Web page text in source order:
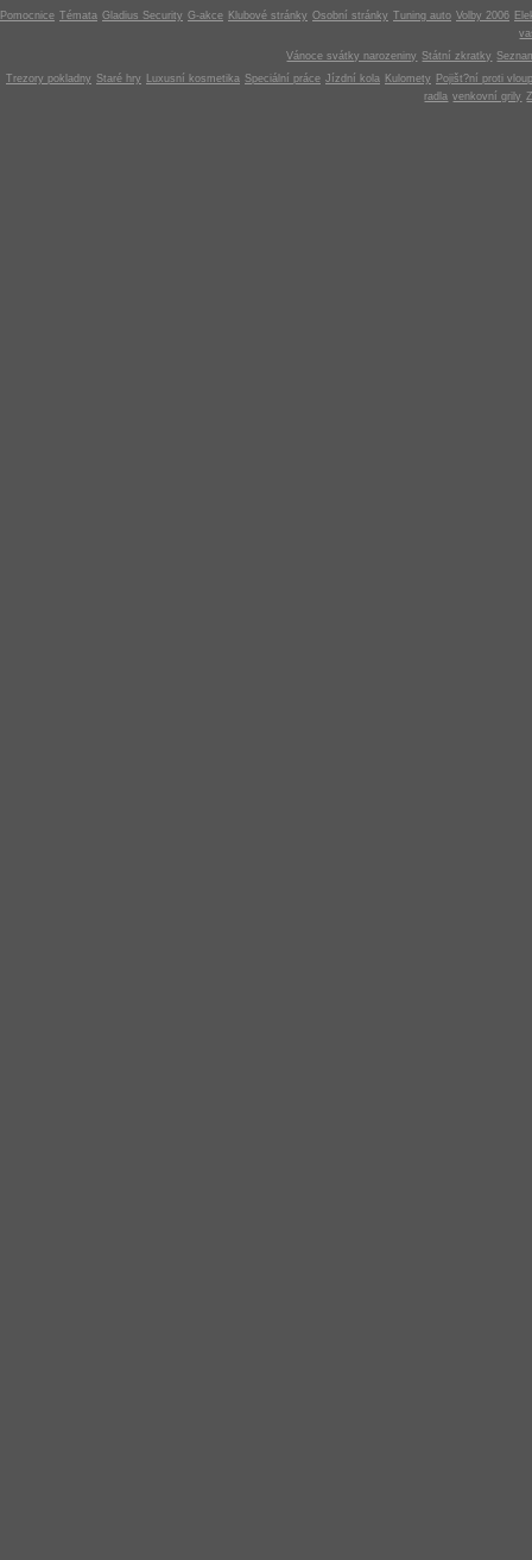
Pomocnice Témata Gladius Security G-akce Klubové stránky Osobní stránky Tuning auto Volby 2006
Vánoce svátky narozeniny Státní zkratky
Trezory pokladny Staré hry Luxusní kosmetika Speciální práce Jízdní kola Kulomety
Pojišt?ní proti
radla venkovní grily